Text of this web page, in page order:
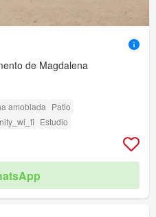
de Magdalena
amoblada Patio
Estudio